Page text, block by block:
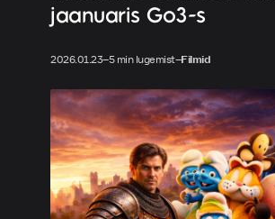
jaanuaris Go3-s
2026.01.23–5 min lugemist–Filmid